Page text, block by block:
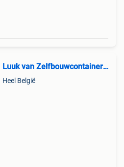
Luuk van Zelfbouwcontainer België
Heel België